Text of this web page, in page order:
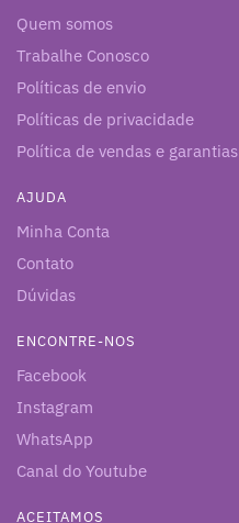
Quem somos
Trabalhe Conosco
Políticas de envio
Políticas de privacidade
Política de vendas e garantias
AJUDA
Minha Conta
Contato
Dúvidas
ENCONTRE-NOS
Facebook
Instagram
WhatsApp
Canal do Youtube
ACEITAMOS